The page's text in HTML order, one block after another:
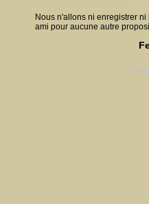
Nous n'allons ni enregistrer
ami pour aucune autre